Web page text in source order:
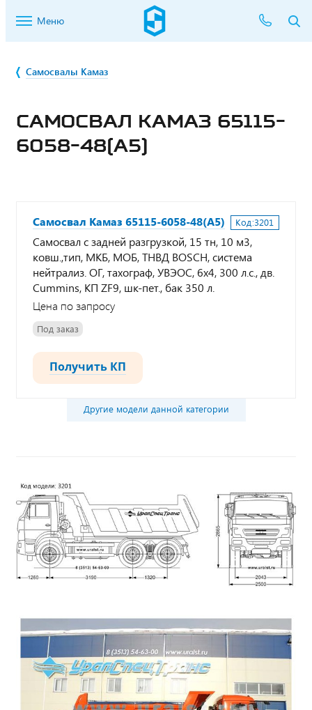
Меню
Самосвалы Камаз
САМОСВАЛ КАМАЗ 65115-
6058-48(A5)
Самосвал Камаз 65115-6058-48(A5) Код:3201
Самосвал с задней разгрузкой, 15 тн, 10 м3,
ковш.,тип, МКБ, МОБ, ТНВД BOSCH, система
нейтрализ. ОГ, тахограф, УВЭОС, 6х4, 300 л.с., дв.
Cummins, КП ZF9, шк-пет., бак 350 л.
Цена по запросу
Под заказ
Получить КП
Другие модели данной категории